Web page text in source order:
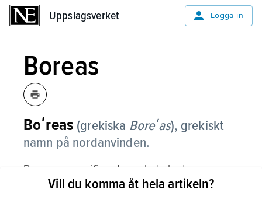
Uppslagsverket Logga in
Boreas
Boʹreas (grekiska Boreʹas), grekiskt
namn på nordanvinden.
Boreas personifierades och dyrkades som
gud, bl.a. i Athen, som han ansågs ha hjälpt i
Vill du komma åt hela artikeln?